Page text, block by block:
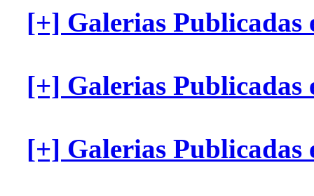
[+] Galerias Publicadas
[+] Galerias Publicadas
[+] Galerias Publicadas